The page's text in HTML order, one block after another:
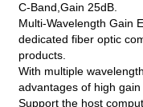
C-Band,Gain 25dB.
Multi-Wavelength Gain
dedicated fiber optic
products.
With multiple
advantages of high
Support the host